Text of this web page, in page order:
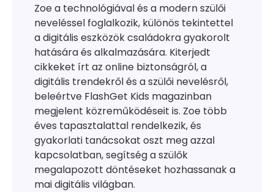
Zoe a technológiával és a modern szülői
neveléssel foglalkozik, különös tekintettel
a digitális eszközök családokra gyakorolt
hatására és alkalmazására. Kiterjedt
cikkeket írt az online biztonságról, a
digitális trendekről és a szülői nevelésről,
beleértve FlashGet Kids magazinban
megjelent közreműködéseit is. Zoe több
éves tapasztalattal rendelkezik, és
gyakorlati tanácsokat oszt meg azzal
kapcsolatban, segítség a szülők
megalapozott döntéseket hozhassanak a
mai digitális világban.